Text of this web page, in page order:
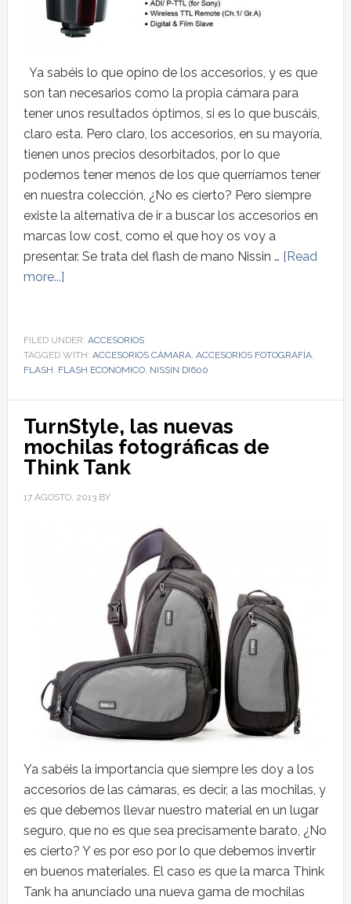
Ya sabéis lo que opino de los accesorios, y es que
son tan necesarios como la propia cámara para
tener unos resultados óptimos, si es lo que buscáis,
claro esta. Pero claro, los accesorios, en su mayoría,
tienen unos precios desorbitados, por lo que
podemos tener menos de los que querríamos tener
en nuestra colección, ¿No es cierto? Pero siempre
existe la alternativa de ir a buscar los accesorios en
marcas low cost, como el que hoy os voy a
presentar. Se trata del flash de mano Nissin … [Read
more...]
FILED UNDER: ACCESORIOS
TAGGED WITH: ACCESORIOS CÁMARA, ACCESORIOS FOTOGRAFÍA,
FLASH, FLASH ECONOMICO, NISSIN DI600
TurnStyle, las nuevas
mochilas fotográficas de
Think Tank
17 AGOSTO, 2013BY
Ya sabéis la importancia que siempre les doy a los
accesorios de las cámaras, es decir, a las mochilas, y
es que debemos llevar nuestro material en un lugar
seguro, que no es que sea precisamente barato, ¿No
es cierto? Y es por eso por lo que debemos invertir
en buenos materiales. El caso es que la marca Think
Tank ha anunciado una nueva gama de mochilas